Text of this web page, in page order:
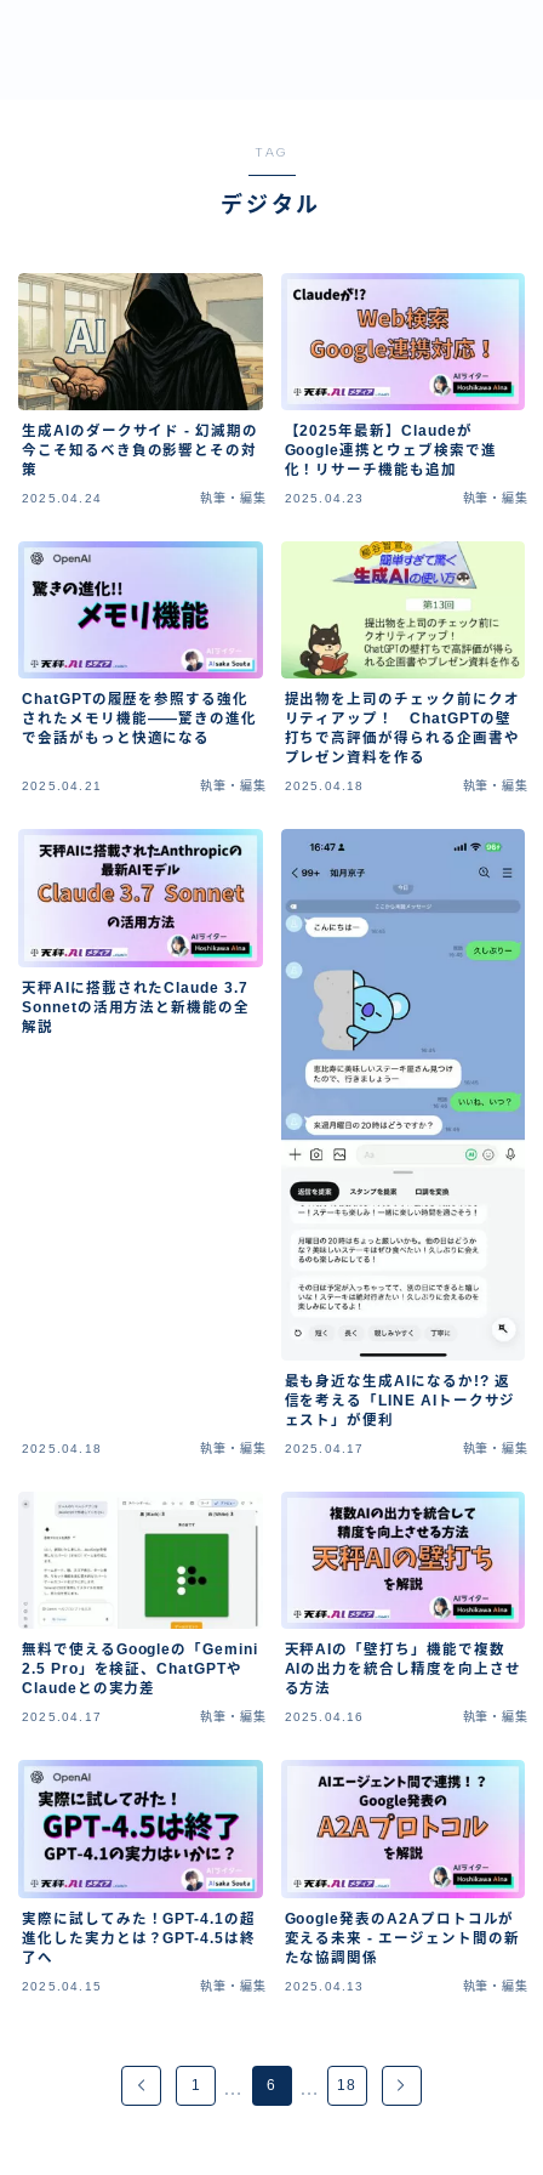
TAG
デジタル
生成AIのダークサイド - 幻滅期の
今こそ知るべき負の影響とその対
策
2025.04.24 執筆・編集
【2025年最新】Claudeが
Google連携とウェブ検索で進
化！リサーチ機能も追加
2025.04.23 執筆・編集
ChatGPTの履歴を参照する強化
されたメモリ機能――驚きの進化
で会話がもっと快適になる
2025.04.21 執筆・編集
提出物を上司のチェック前にクオ
リティアップ！ ChatGPTの壁
打ちで高評価が得られる企画書や
プレゼン資料を作る
2025.04.18 執筆・編集
天秤AIに搭載されたClaude 3.7
Sonnetの活用方法と新機能の全
解説
2025.04.18 執筆・編集
最も身近な生成AIになるか!? 返
信を考える「LINE AIトークサジ
ェスト」が便利
2025.04.17 執筆・編集
無料で使えるGoogleの「Gemini
2.5 Pro」を検証、ChatGPTや
Claudeとの実力差
2025.04.17 執筆・編集
天秤AIの「壁打ち」機能で複数
AIの出力を統合し精度を向上させ
る方法
2025.04.16 執筆・編集
実際に試してみた！GPT-4.1の超
進化した実力とは？GPT-4.5は終
了へ
2025.04.15 執筆・編集
Google発表のA2Aプロトコルが
変える未来 - エージェント間の新
たな協調関係
2025.04.13 執筆・編集
1 … 6 … 18